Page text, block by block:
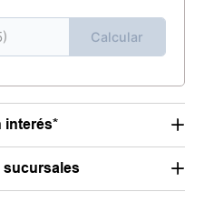
Calcular
interés*
sucursales